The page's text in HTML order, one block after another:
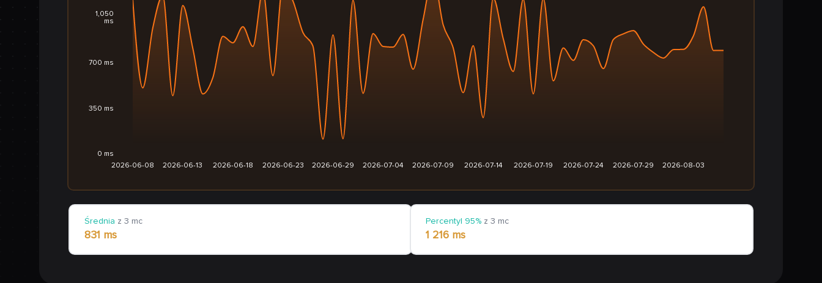
2026-06-08 2026-06-13 2026-06-18 2026-06-23 2026-06-29 2026-07-04 2026-07-09 2026-07-14 2026-07-19 2026-07-24 2026-07-29 2026-08-03
0 ms
350 ms
700 ms
1,050
ms
Średnia z 3 mc
831 ms
Percentyl 95% z 3 mc
1 216 ms